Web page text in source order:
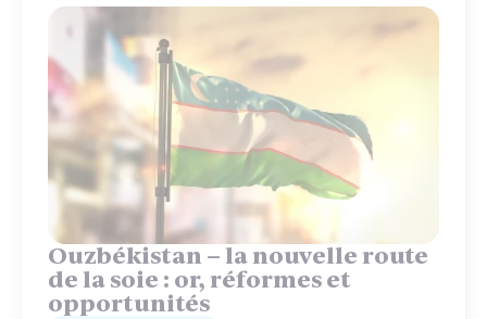
Ouzbékistan – la nouvelle route
de la soie : or, réformes et
opportunités